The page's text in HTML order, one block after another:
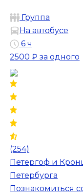
Группа
На автобусе
6 ч
2500 ₽ за одного
(254)
Петергоф и
Петербурга
Познакомиться